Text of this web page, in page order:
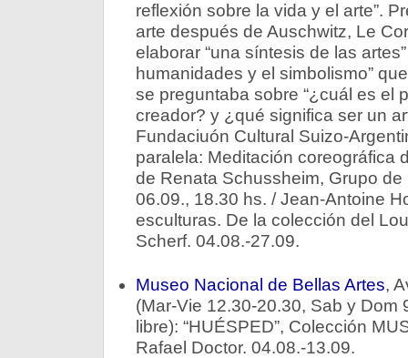
reflexión sobre la vida y el arte”.
arte después de Auschwitz, Le
elaborar “una síntesis de las
humanidades y el simbolismo”
se preguntaba sobre “¿cuál es el
creador? y ¿qué significa ser un
Fundaciuón Cultural Suizo-
paralela: Meditación coreográfica
de Renata Schussheim, Grupo
06.09., 18.30 hs. / Jean-Antoine
esculturas. De la colección del
Scherf. 04.08.-27.09.
Museo Nacional de Bellas Artes,
(Mar-Vie 12.30-20.30, Sab y Dom
libre): “HUÉSPED”, Colección
Rafael Doctor. 04.08.-13.09.